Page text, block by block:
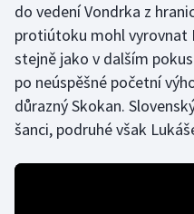
Lezení
Lyže a snowboard
Moderní pětiboj
do vedení Vondrka z
protiútoku mohl vyrovnat
stejně jako v dalším
po neúspěšné početní
důrazný Skokan.
šanci, podruhé však